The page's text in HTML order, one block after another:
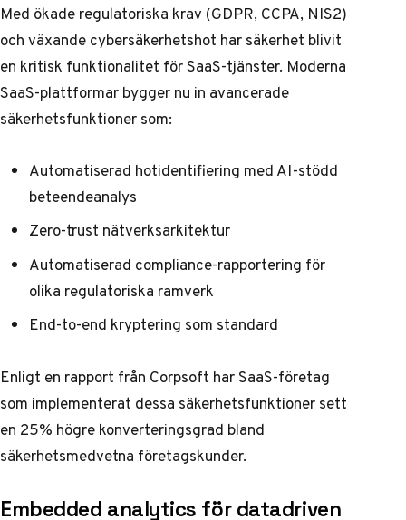
Med ökade regulatoriska krav (GDPR, CCPA, NIS2)
och växande cybersäkerhetshot har säkerhet blivit
en kritisk funktionalitet för SaaS-tjänster. Moderna
SaaS-plattformar bygger nu in avancerade
säkerhetsfunktioner som:
Automatiserad hotidentifiering med AI-stödd
beteendeanalys
Zero-trust nätverksarkitektur
Automatiserad compliance-rapportering för
olika regulatoriska ramverk
End-to-end kryptering som standard
Enligt en rapport från Corpsoft har SaaS-företag
som implementerat dessa säkerhetsfunktioner sett
en 25% högre konverteringsgrad bland
säkerhetsmedvetna företagskunder.
Embedded analytics för datadriven